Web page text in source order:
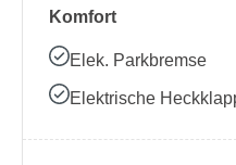
Komfort
Elek. Parkbremse
Elektrische